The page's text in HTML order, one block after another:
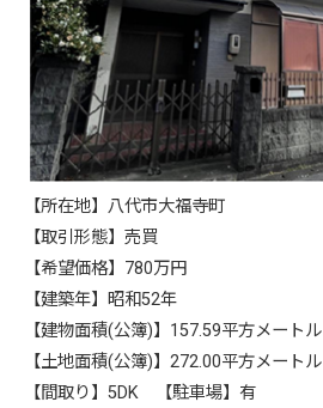
【所在地】八代市大福寺町
【取引形態】売買
【希望価格】780万円
【建築年】昭和52年
【建物面積(公簿)】157.59平方メートル
【土地面積(公簿)】272.00平方メートル
【間取り】5DK 【駐車場】有